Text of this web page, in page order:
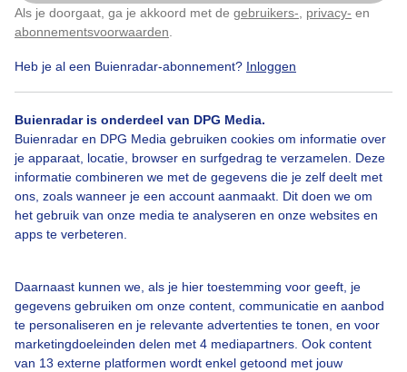
Als je doorgaat, ga je akkoord met de gebruikers- privacy- en
abonnementsvoorwaarden
Heb je al een Buienradar-abonnement? Inloggen
Buienradar is onderdeel van DPG Media.
Buienradar en DPG Media gebruiken cookies om informatie over
je apparaat, locatie, browser en surfgedrag te verzamelen. Deze
informatie combineren we met de gegevens die je zelf deelt met
ons, zoals wanneer je een account aanmaakt. Dit doen we om
het gebruik van onze media te analyseren en onze websites en
apps te verbeteren.
Daarnaast kunnen we, als je hier toestemming voor geeft, je
gegevens gebruiken om onze content, communicatie en aanbod
te personaliseren en je relevante advertenties te tonen, en voor
marketingdoeleinden delen met 4 mediapartners. Ook content
van 13 externe platformen wordt enkel getoond met jouw
Door: Mark Klos Gemaakt: 14-05-2026, 211x bekeken
Bekijk slideshow
Een moment geduld aub...
Klik hierom dit aan te passen